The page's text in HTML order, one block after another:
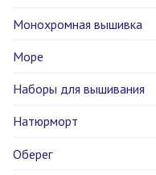
Монохромная вышивка
Море
Наборы для вышивания
Натюрморт
Оберег